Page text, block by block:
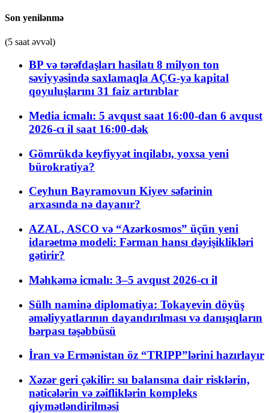
Son yenilənmə
(5 saat əvvəl)
BP və tərəfdaşları hasilatı 8 milyon ton
səviyyəsində saxlamaqla AÇG-yə kapital
qoyuluşlarını 31 faiz artırıblar
Media icmalı: 5 avqust saat 16:00-dan 6 avqust
2026-cı il saat 16:00-dək
Gömrükdə keyfiyyət inqilabı, yoxsa yeni
bürokratiya?
Ceyhun Bayramovun Kiyev səfərinin
arxasında nə dayanır?
AZAL, ASCO və “Azərkosmos” üçün yeni
idarəetmə modeli: Fərman hansı dəyişiklikləri
gətirir?
Məhkəmə icmalı: 3–5 avqust 2026-cı il
Sülh naminə diplomatiya: Tokayevin döyüş
əməliyyatlarının dayandırılması və danışıqların
bərpası təşəbbüsü
İran və Ermənistan öz “TRIPP”lərini hazırlayır
Xəzər geri çəkilir: su balansına dair risklərin,
nəticələrin və zəifliklərin kompleks
qiymətləndirilməsi